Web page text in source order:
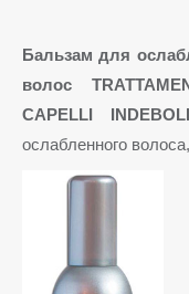
Бальзам для
волос
CAPELLI
ослабленного